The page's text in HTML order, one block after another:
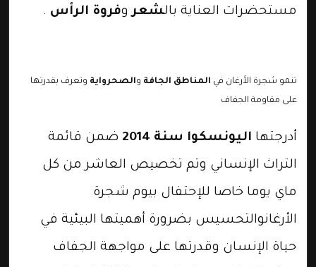
مستحضرات العناية بالشعروفروة الرأس .
تنمو شجرة الأرغان في المناطق الجافة والصحرواية وتعرف بقدرتها
على مقاومة الجفاف
أدرجتها اليونسكوا سنة 2014
ضمن قائمة
التراث الإنساني وتم تخصيص العاشر من كل
ماي يوما خاصا للإحتفال بيوم شجرة
الأرغانوالتحسيس بضرورة أهميتها البيئية في
حياة الإنسان وقدرتها على مواجهة الجفاف